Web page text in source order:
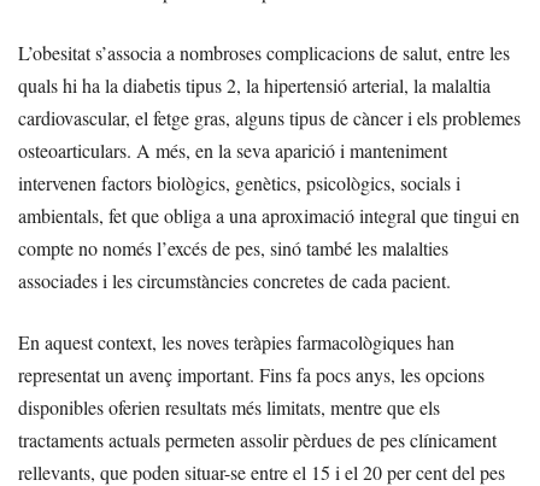
L’obesitat s’associa a nombroses complicacions de salut, entre les
quals hi ha la diabetis tipus 2, la hipertensió arterial, la malaltia
cardiovascular, el fetge gras, alguns tipus de càncer i els problemes
osteoarticulars. A més, en la seva aparició i manteniment
intervenen factors biològics, genètics, psicològics, socials i
ambientals, fet que obliga a una aproximació integral que tingui en
compte no només l’excés de pes, sinó també les malalties
associades i les circumstàncies concretes de cada pacient.
En aquest context, les noves teràpies farmacològiques han
representat un avenç important. Fins fa pocs anys, les opcions
disponibles oferien resultats més limitats, mentre que els
tractaments actuals permeten assolir pèrdues de pes clínicament
rellevants, que poden situar-se entre el 15 i el 20 per cent del pes